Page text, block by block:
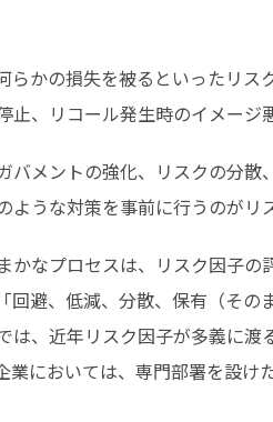
らかの損失を被るといったリ
止、リコール発生時のイメー
バメントの強化、リスクの分
ような対策を事前に行うのがリ
かなプロセスは、リスク因子
回避、低減、分散、保有（そ
は、近年リスク因子が多義に
業においては、専門部署を設